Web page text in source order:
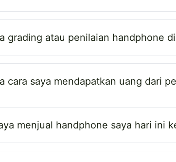
grading atau penilaian handphone
cara saya mendapatkan uang dari
menjual handphone saya hari ini